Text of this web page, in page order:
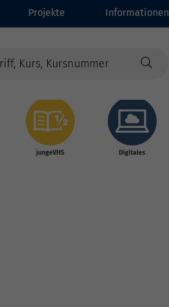
Projekte Informationen
jungeVHS Digitales